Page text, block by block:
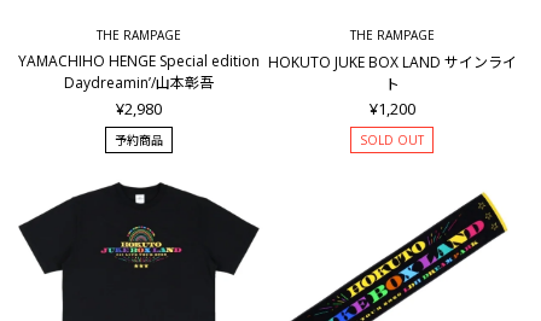
THE RAMPAGE
YAMACHIHO HENGE Special edition
Daydreamin’/山本彰吾
¥2,980
予約商品
THE RAMPAGE
HOKUTO JUKE BOX LAND サインライ
ト
¥1,200
SOLD OUT